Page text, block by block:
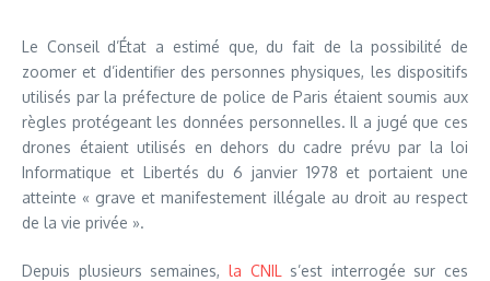
Le Conseil d’État a estimé que, du fait de la possibilité de
zoomer et d’identifier des personnes physiques, les dispositifs
utilisés par la préfecture de police de Paris étaient soumis aux
règles protégeant les données personnelles. Il a jugé que ces
drones étaient utilisés en dehors du cadre prévu par la loi
Informatique et Libertés du 6 janvier 1978 et portaient une
atteinte « grave et manifestement illégale au droit au respect
de la vie privée ».
Depuis plusieurs semaines, la CNIL
s’est interrogée sur ces